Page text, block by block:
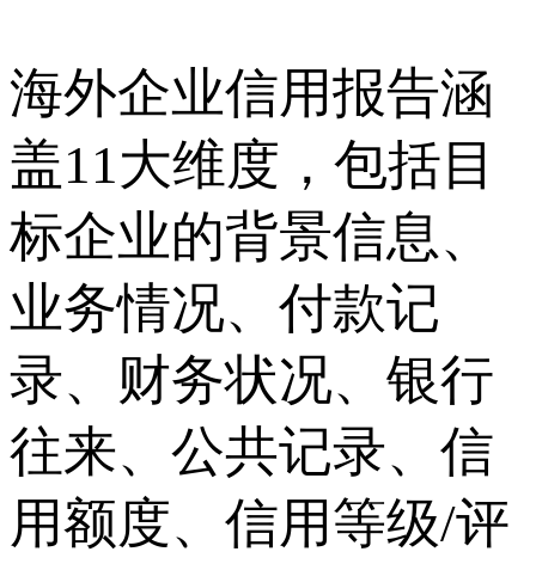
海外企业信用报告涵
盖11大维度，包括目
标企业的背景信息、
业务情况、付款记
录、财务状况、银行
往来、公共记录、信
用额度、信用等级/评